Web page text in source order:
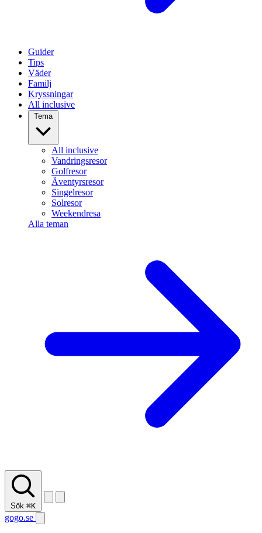
Guider
Tips
Väder
Familj
Kryssningar
All inclusive
Tema
All inclusive
Vandringsresor
Golfresor
Äventyrsresor
Singelresor
Solresor
Weekendresa
Alla teman
Sök ⌘K
gogo.se